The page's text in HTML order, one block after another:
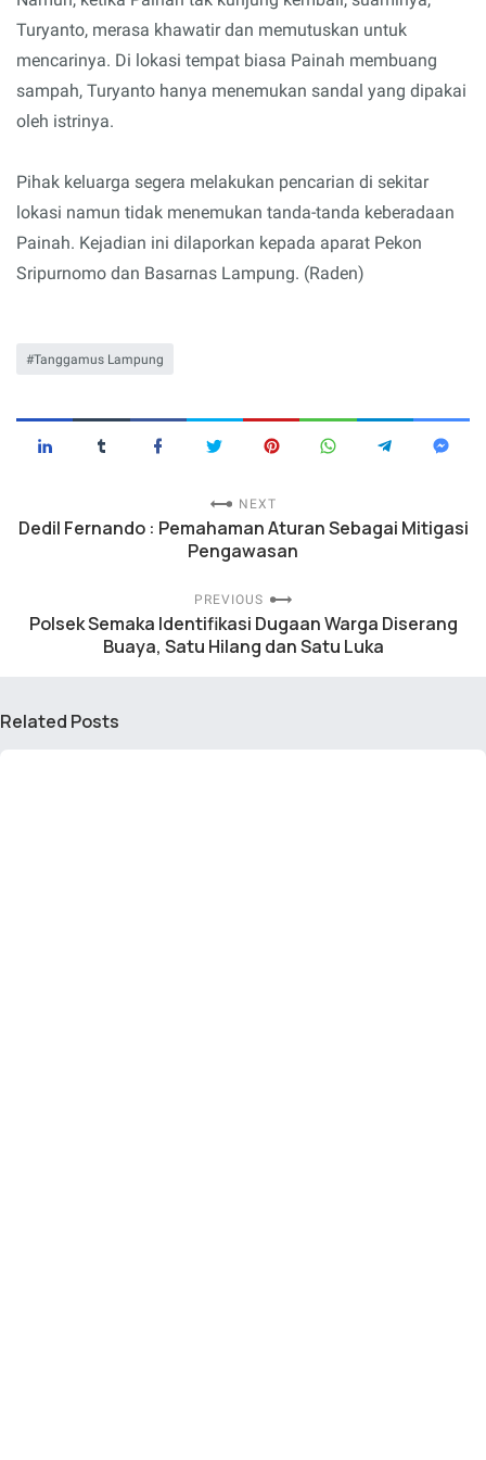
Turyanto, merasa khawatir dan memutuskan untuk
mencarinya. Di lokasi tempat biasa Painah membuang
sampah, Turyanto hanya menemukan sandal yang dipakai
oleh istrinya.
Pihak keluarga segera melakukan pencarian di sekitar
lokasi namun tidak menemukan tanda-tanda keberadaan
Painah. Kejadian ini dilaporkan kepada aparat Pekon
Sripurnomo dan Basarnas Lampung. (Raden)
Tanggamus Lampung
NEXT
DediI Fernando : Pemahaman Aturan Sebagai Mitigasi
Pengawasan
PREVIOUS
Polsek Semaka Identifikasi Dugaan Warga Diserang
Buaya, Satu Hilang dan Satu Luka
Related Posts